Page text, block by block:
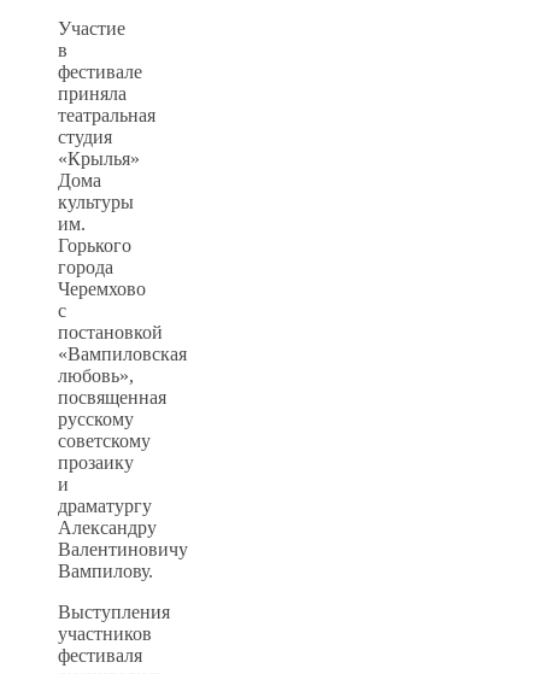
Участие
в
фестивале
приняла
театральная
студия
«Крылья»
Дома
культуры
им.
Горького
города
Черемхово
с
постановкой
«Вампиловская
любовь»,
посвященная
русскому
советскому
прозаику
и
драматургу
Александру
Валентиновичу
Вампилову.
Выступления
участников
фестиваля